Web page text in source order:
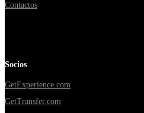
Contactos
Socios
GetExperience.com
GetTransfer.com